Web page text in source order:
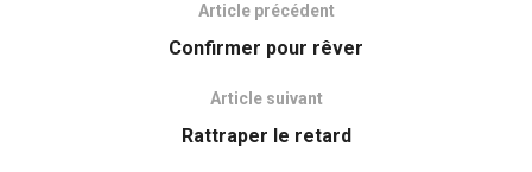
Article précédent
Confirmer pour rêver
Article suivant
Rattraper le retard